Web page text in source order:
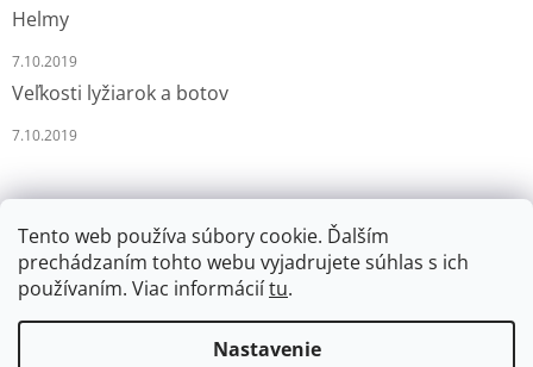
Tento web používa súbory cookie. Ďalším
prechádzaním tohto webu vyjadrujete súhlas s ich
používaním. Viac informáciítu.
Nastavenie
Helmy
7.10.2019
Veľkosti lyžiarok a botov
7.10.2019